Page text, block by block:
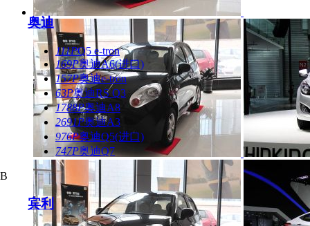
奥迪
111PQ5 e-tron
169P奥迪A6(进口)
157P奥迪e-tron
63P奥迪RS Q3
1788P奥迪A8
2691P奥迪A3
976P奥迪Q5(进口)
747P奥迪Q7
B
宾利